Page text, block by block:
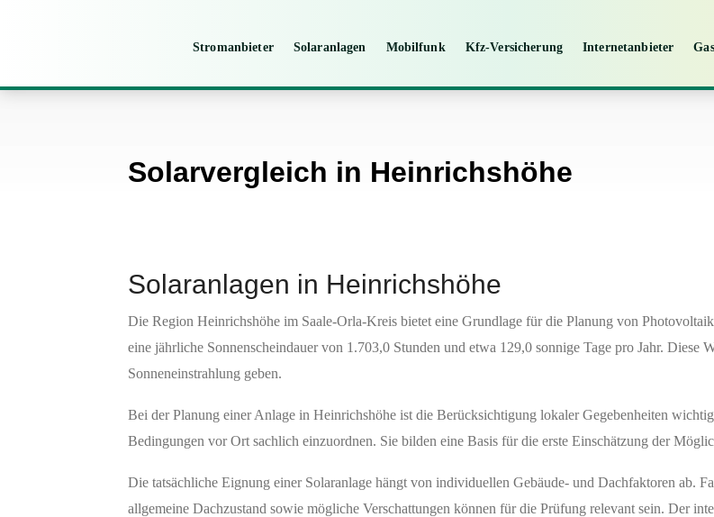
Stromanbieter Solaranlagen Mobilfunk Kfz-Versicherung Internetanbieter
Solarvergleich in Heinrichshöhe
Solaranlagen in Heinrichshöhe
Die Region Heinrichshöhe im Saale-Orla-Kreis bietet eine Grundlage für die Planung von
eine jährliche Sonnenscheindauer von 1.703,0 Stunden und etwa 129,0 sonnige Tage pro Jahr. Diese
Sonneneinstrahlung geben.
Bei der Planung einer Anlage in Heinrichshöhe ist die Berücksichtigung lokaler Gegebenheiten
Bedingungen vor Ort sachlich einzuordnen. Sie bilden eine Basis für die erste Einschätzung der
Die tatsächliche Eignung einer Solaranlage hängt von individuellen Gebäude- und Dachfaktoren ab.
allgemeine Dachzustand sowie mögliche Verschattungen können für die Prüfung relevant sein. Der